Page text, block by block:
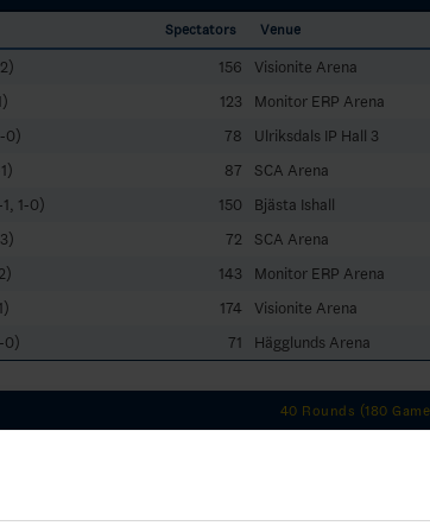
Spectators Venue
156
Visionite Arena
123
Monitor ERP Arena
0) 78
Ulriksdals IP Hall 3
87
SCA Arena
1-0) 150
Bjästa Ishall
72
SCA Arena
143
Monitor ERP Arena
174
Visionite Arena
0) 71 Hägglunds Arena
40 Rounds (180